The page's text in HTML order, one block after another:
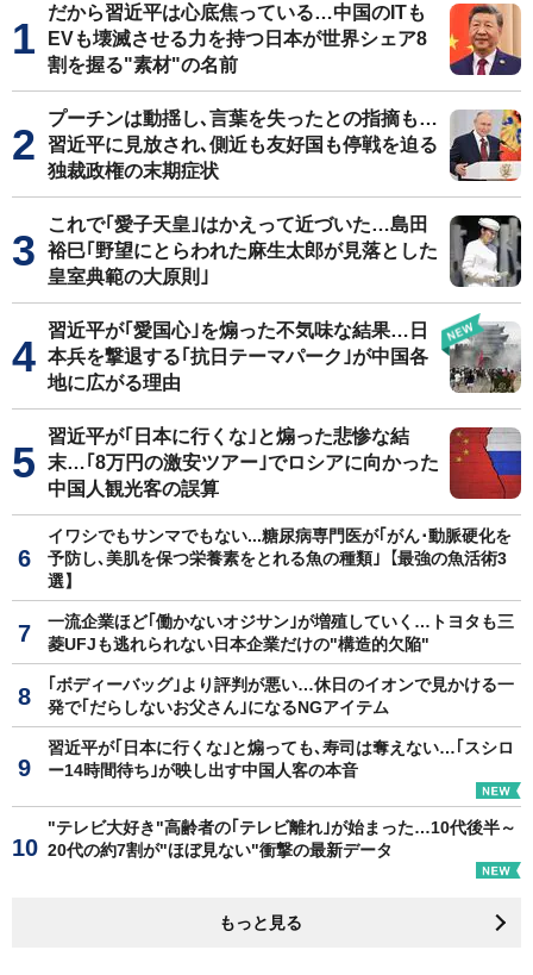
だから習近平は心底焦っている…中国のITも
EVも壊滅させる力を持つ日本が世界シェア8
割を握る"素材"の名前
プーチンは動揺し､言葉を失ったとの指摘も…
習近平に見放され､側近も友好国も停戦を迫る
独裁政権の末期症状
これで｢愛子天皇｣はかえって近づいた…島田
裕巳｢野望にとらわれた麻生太郎が見落とした
皇室典範の大原則｣
習近平が｢愛国心｣を煽った不気味な結果…日
本兵を撃退する｢抗日テーマパーク｣が中国各
地に広がる理由
習近平が｢日本に行くな｣と煽った悲惨な結
末…｢8万円の激安ツアー｣でロシアに向かった
中国人観光客の誤算
イワシでもサンマでもない...糖尿病専門医が｢がん･動脈硬化を
予防し､美肌を保つ栄養素をとれる魚の種類｣【最強の魚活術3
選】
一流企業ほど｢働かないオジサン｣が増殖していく…トヨタも三
菱UFJも逃れられない日本企業だけの"構造的欠陥"
｢ボディーバッグ｣より評判が悪い…休日のイオンで見かける一
発で｢だらしないお父さん｣になるNGアイテム
習近平が｢日本に行くな｣と煽っても､寿司は奪えない…｢スシロ
ー14時間待ち｣が映し出す中国人客の本音
"テレビ大好き"高齢者の｢テレビ離れ｣が始まった…10代後半～
20代の約7割が"ほぼ見ない"衝撃の最新データ
もっと見る